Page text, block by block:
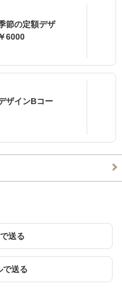
節の定額デザ
6000
ザインBコー
送る
で送る